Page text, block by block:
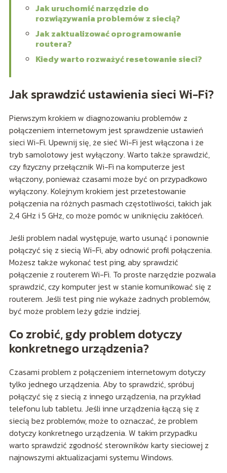
Jak uruchomić narzędzie do
rozwiązywania problemów z siecią?
Jak zaktualizować oprogramowanie
routera?
Kiedy warto rozważyć resetowanie sieci?
Jak sprawdzić ustawienia sieci Wi-Fi?
Pierwszym krokiem w diagnozowaniu problemów z
połączeniem internetowym jest sprawdzenie ustawień
sieci Wi-Fi. Upewnij się, że sieć Wi-Fi jest włączona i że
tryb samolotowy jest wyłączony. Warto także sprawdzić,
czy fizyczny przełącznik Wi-Fi na komputerze jest
włączony, ponieważ czasami może być on przypadkowo
wyłączony. Kolejnym krokiem jest przetestowanie
połączenia na różnych pasmach częstotliwości, takich jak
2,4 GHz i 5 GHz, co może pomóc w uniknięciu zakłóceń.
Jeśli problem nadal występuje, warto usunąć i ponownie
połączyć się z siecią Wi-Fi, aby odnowić profil połączenia.
Możesz także wykonać test ping, aby sprawdzić
połączenie z routerem Wi-Fi. To proste narzędzie pozwala
sprawdzić, czy komputer jest w stanie komunikować się z
routerem. Jeśli test ping nie wykaże żadnych problemów,
być może problem leży gdzie indziej.
Co zrobić, gdy problem dotyczy
konkretnego urządzenia?
Czasami problem z połączeniem internetowym dotyczy
tylko jednego urządzenia. Aby to sprawdzić, spróbuj
połączyć się z siecią z innego urządzenia, na przykład
telefonu lub tabletu. Jeśli inne urządzenia łączą się z
siecią bez problemów, może to oznaczać, że problem
dotyczy konkretnego urządzenia. W takim przypadku
warto sprawdzić zgodność sterowników karty sieciowej z
najnowszymi aktualizacjami systemu Windows.